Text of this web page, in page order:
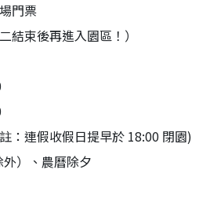
門票
束後再進入園區！）
：連假收假日提早於 18:00 閉園)
）、農曆除夕